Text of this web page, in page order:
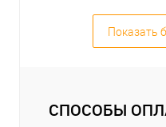
Показать
СПОСОБЫ